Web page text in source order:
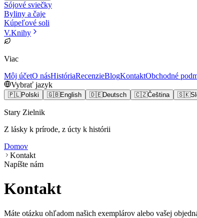
Sójové sviečky
Byliny a čaje
Kúpeľové soli
V.Knihy
Viac
Môj účetO násHistóriaRecenzieBlogKontaktObchodné
Vybrať jazyk
🇵🇱Polski 🇬🇧English 🇩🇪Deutsch 🇨🇿Čeština 🇸🇰
Stary Zielnik
Z lásky k prírode, z úcty k histórii
Domov
Kontakt
Napíšte nám
Kontakt
Máte otázku ohľadom našich exemplárov alebo vašej